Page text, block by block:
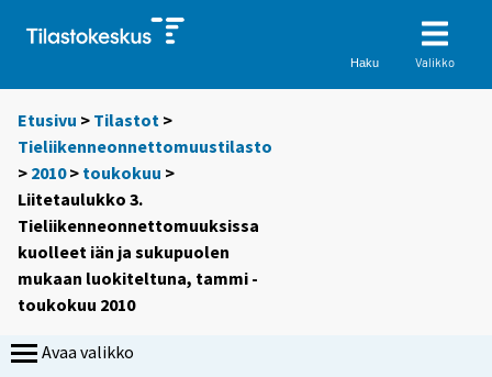
Haku Valikko
Etusivu > Tilastot >
Tieliikenneonnettomuustilasto
> 2010> toukokuu >
Liitetaulukko 3.
Tieliikenneonnettomuuksissa
kuolleet iän ja sukupuolen
mukaan luokiteltuna, tammi -
toukokuu 2010
Avaa valikko